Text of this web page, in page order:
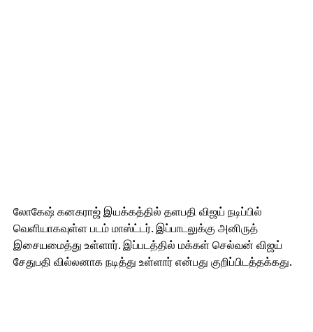
லோகேஷ் கனகராஜ் இயக்கத்தில் தளபதி விஜய் நடிப்பில்
வெளியாகவுள்ள படம் மாஸ்ட்டர். இப்பாடலுக்கு அனிருத்
இசையமைத்து உள்ளார். இப்படத்தில் மக்கள் செல்வன் விஜய்
சேதுபதி வில்லனாக நடித்து உள்ளார் என்பது குறிப்பிடத்தக்கது.